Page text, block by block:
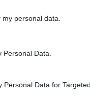
personal data.
Data.
Personal Data for Targeted
la minut.
câteva strofe de
și soțul tău.